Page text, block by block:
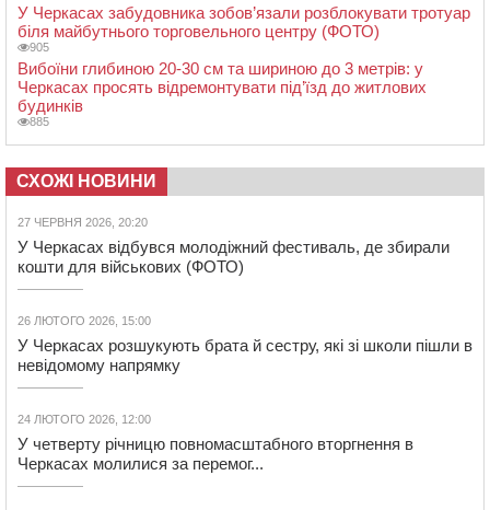
У Черкасах забудовника зобов’язали розблокувати тротуар
біля майбутнього торговельного центру (ФОТО)
905
Вибоїни глибиною 20-30 см та шириною до 3 метрів: у
Черкасах просять відремонтувати під’їзд до житлових
будинків
885
СХОЖІ НОВИНИ
27 ЧЕРВНЯ 2026, 20:20
У Черкасах відбувся молодіжний фестиваль, де збирали
кошти для військових (ФОТО)
26 ЛЮТОГО 2026, 15:00
У Черкасах розшукують брата й сестру, які зі школи пішли в
невідомому напрямку
24 ЛЮТОГО 2026, 12:00
У четверту річницю повномасштабного вторгнення в
Черкасах молилися за перемог...